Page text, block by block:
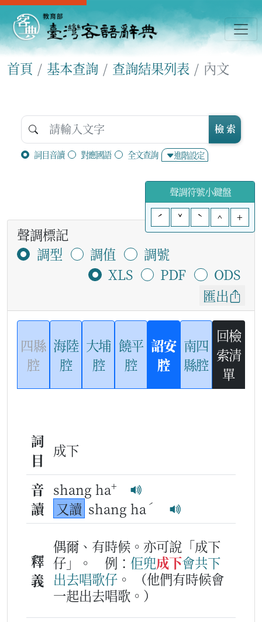
首頁 基本查詢 查詢結果列表 內文
詞目音讀 對應國語 全文查詢 進階設定
檢 索
聲調符號小鍵盤
ˊ
ˇ ˋ ^ +
聲調標記
調型
調值
調號
XLS
PDF
ODS
匯出
四縣
腔
海陸
腔
大埔
腔
饒平
腔
詔安
腔
南四
縣腔
回檢
索清
單
詞
目
成下
音
讀
shang ha+
又讀 shang ha ˊ
釋
義
偶爾、有時候。亦可說「成下
仔」。
例： 佢兜成下會共下
出去唱歌仔 。
（他們有時候會
一起出去唱歌。）